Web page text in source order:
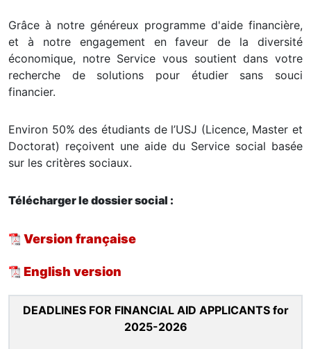
Grâce à notre généreux programme d'aide financière,
et à notre engagement en faveur de la diversité
économique, notre Service vous soutient dans votre
recherche de solutions pour étudier sans souci
financier.
Environ 50% des étudiants de l’USJ (Licence, Master et
Doctorat) reçoivent une aide du Service social basée
sur les critères sociaux.
Télécharger le dossier social :
Version française
English version
DEADLINES FOR FINANCIAL AID APPLICANTS for
2025-2026